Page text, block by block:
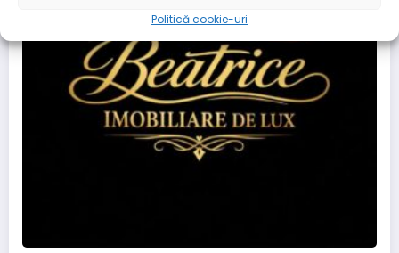
Politică cookie-uri